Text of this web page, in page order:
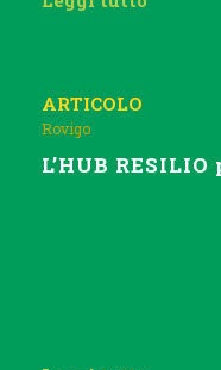
ARTICOLO
Rovigo
L’HUB